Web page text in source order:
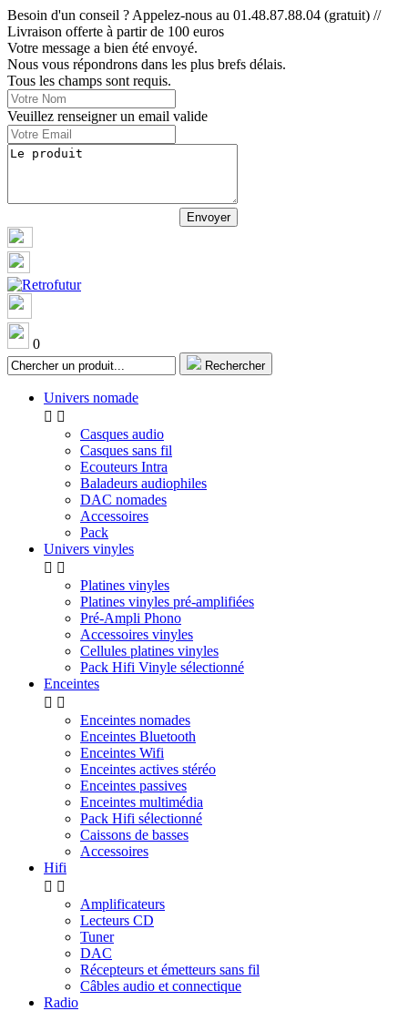
Besoin d'un conseil ? Appelez-nous au 01.48.87.88.04 (gratuit) //
Livraison offerte à partir de 100 euros
Votre message a bien été envoyé.
Nous vous répondrons dans les plus brefs délais.
Tous les champs sont requis.
Veuillez renseigner un email valide
0
Rechercher
Univers nomade
 
Casques audio
Casques sans fil
Ecouteurs Intra
Baladeurs audiophiles
DAC nomades
Accessoires
Pack
Univers vinyles
 
Platines vinyles
Platines vinyles pré-amplifiées
Pré-Ampli Phono
Accessoires vinyles
Cellules platines vinyles
Pack Hifi Vinyle sélectionné
Enceintes
 
Enceintes nomades
Enceintes Bluetooth
Enceintes Wifi
Enceintes actives stéréo
Enceintes passives
Enceintes multimédia
Pack Hifi sélectionné
Caissons de basses
Accessoires
Hifi
 
Amplificateurs
Lecteurs CD
Tuner
DAC
Récepteurs et émetteurs sans fil
Câbles audio et connectique
Radio